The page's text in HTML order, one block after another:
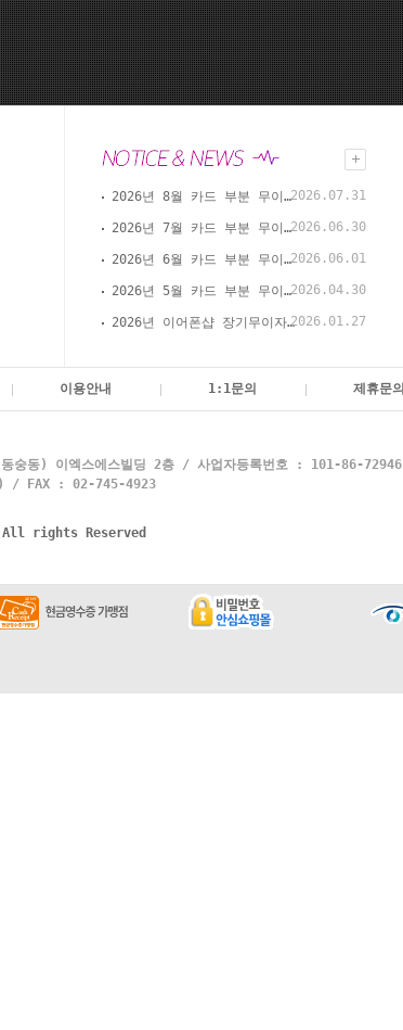
2026년 8월 카드 부분 무이자 할부 안내(이어폰샵 온라인 결제)2026.07.31
2026년 7월 카드 부분 무이자 할부 안내(이어폰샵 온라인 결제)2026.06.30
2026년 6월 카드 부분 무이자 할부 안내(이어폰샵 온라인 결제)2026.06.01
2026년 5월 카드 부분 무이자 할부 안내(이어폰샵 온라인 결제)2026.04.30
2026년 이어폰샵 장기무이자 할부 이벤트2026.01.27
이용안내 1:1문의 제휴문의
동) 이엑스에스빌딩 2층 / 사업자등록번호 : 101-86-72946
) / FAX : 02-745-4923
All rights Reserved